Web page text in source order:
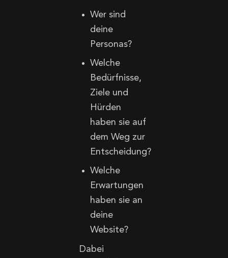
Wer sind
deine
Personas?
Welche
Bedürfnisse,
Ziele und
Hürden
haben sie auf
dem Weg zur
Entscheidung?
Welche
Erwartungen
haben sie an
deine
Website?
Dabei